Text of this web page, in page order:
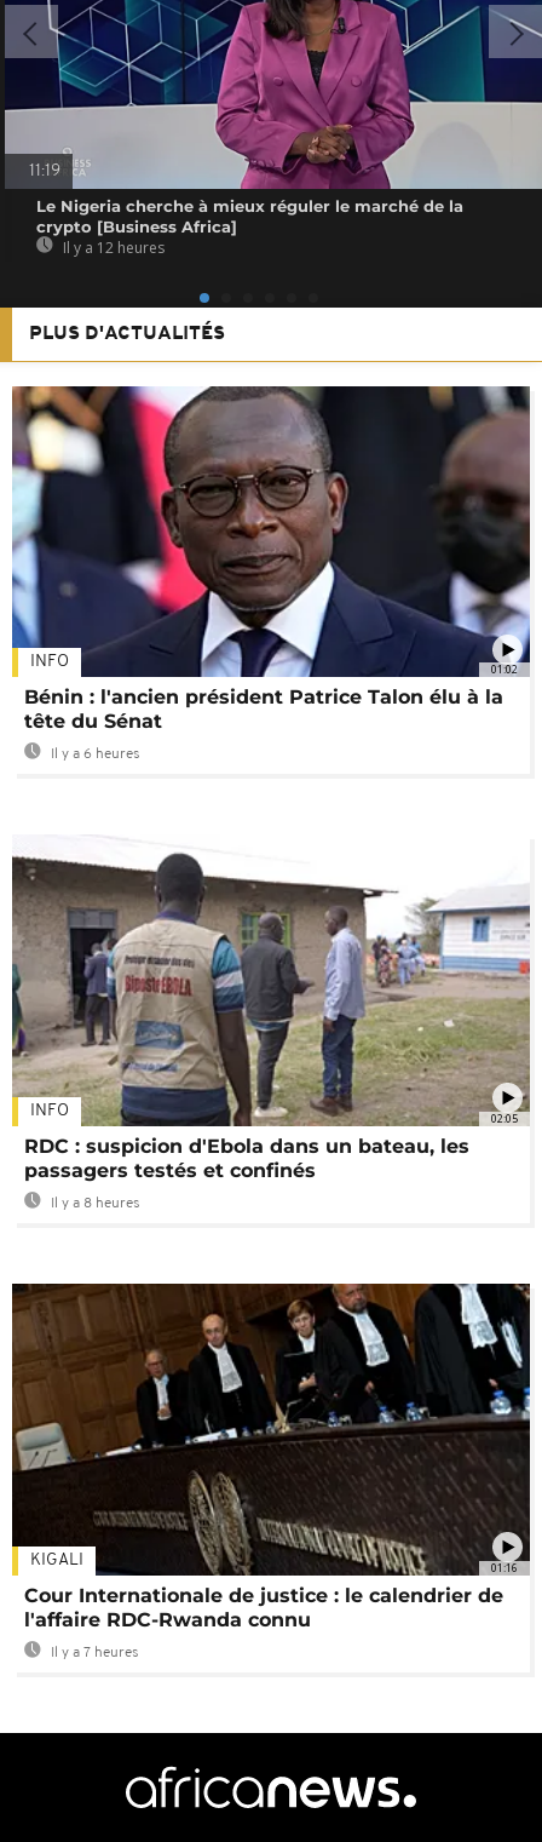
11:19
Le Nigeria cherche à mieux réguler le marché de la
crypto [Business Africa]
Il y a 12 heures
PLUS D'ACTUALITÉS
01:02
INFO
Bénin : l'ancien président Patrice Talon élu à la
tête du Sénat
Il y a 6 heures
02:05
INFO
RDC : suspicion d'Ebola dans un bateau, les
passagers testés et confinés
Il y a 8 heures
01:16
KIGALI
Cour Internationale de justice : le calendrier de
l'affaire RDC-Rwanda connu
Il y a 7 heures